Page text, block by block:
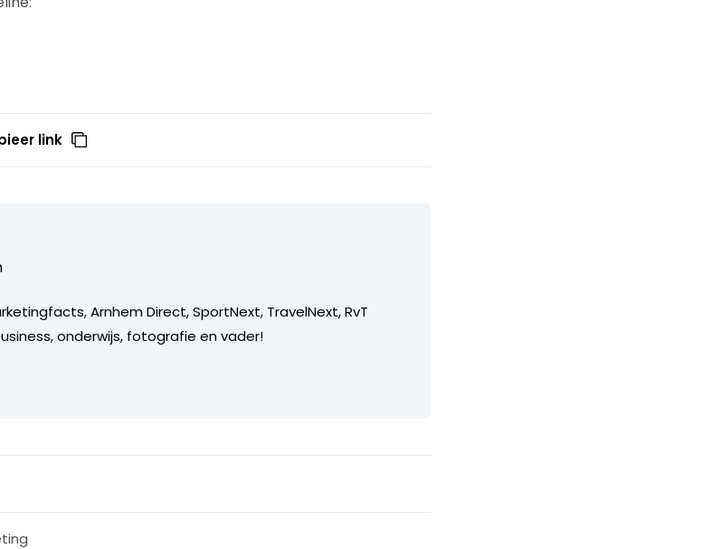
link
Arnhem Direct, SportNext, TravelNext, RvT
onderwijs, fotografie en vader!